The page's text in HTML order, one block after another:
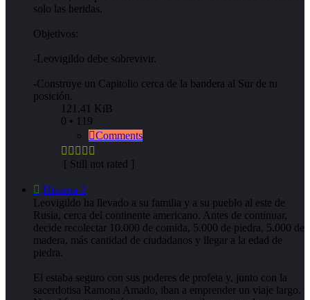
solo las heridas.
Objetivos:
-Leovigildo debe sobrevivir.
-Construye un Capitolio cerca de la bandera al Sur de tu
posición.
121.41 KiB
0 • 119
Comments
[ Still not rated ]
Historia 2
Leovigildo ha llevado a su familia y a su pueblo al este de
Rusia, cerca del continente americano. Antes de continuar,
decide recolectar 10.000 de comida, 5.000 de piedra, 5.000 de
madera, más cantidad de ciudadanos y llegar a la edad de
piedra.
El estaba seguro con sus poderes de profeta y, junto con la
sacerdotisa Ramona Amado, iban a emprender un viaje largo.